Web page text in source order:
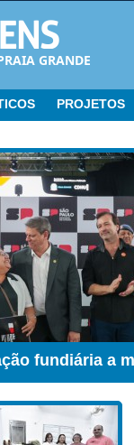
GRANDE
PROJETOS
Sensorial